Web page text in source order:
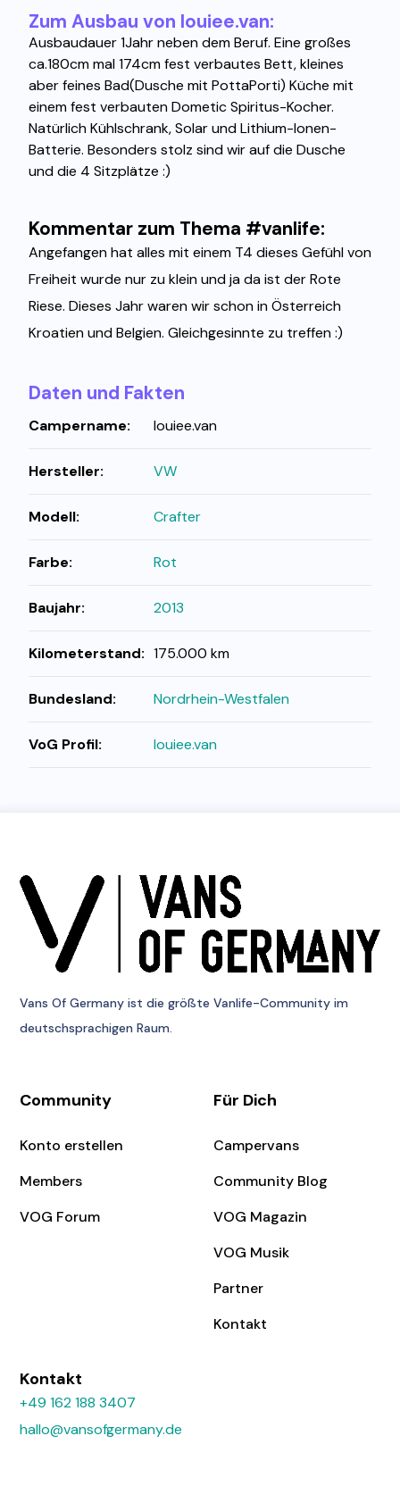
Zum Ausbau von louiee.van:
Ausbaudauer 1Jahr neben dem Beruf. Eine großes
ca.180cm mal 174cm fest verbautes Bett, kleines
aber feines Bad(Dusche mit PottaPorti) Küche mit
einem fest verbauten Dometic Spiritus-Kocher.
Natürlich Kühlschrank, Solar und Lithium-Ionen-
Batterie. Besonders stolz sind wir auf die Dusche
und die 4 Sitzplätze :)
Kommentar zum Thema #vanlife:
Angefangen hat alles mit einem T4 dieses Gefühl von
Freiheit wurde nur zu klein und ja da ist der Rote
Riese. Dieses Jahr waren wir schon in Österreich
Kroatien und Belgien. Gleichgesinnte zu treffen :)
Daten und Fakten
Campername: louiee.van
Hersteller: VW
Modell: Crafter
Farbe: Rot
Baujahr: 2013
Kilometerstand: 175.000 km
Bundesland: Nordrhein-Westfalen
VoG Profil: louiee.van
Vans Of Germany ist die größte Vanlife-Community im
deutschsprachigen Raum.
Community
Konto erstellen
Members
VOG Forum
Für Dich
Campervans
Community Blog
VOG Magazin
VOG Musik
Partner
Kontakt
Kontakt
+49 162 188 3407
hallo@vansofgermany.de